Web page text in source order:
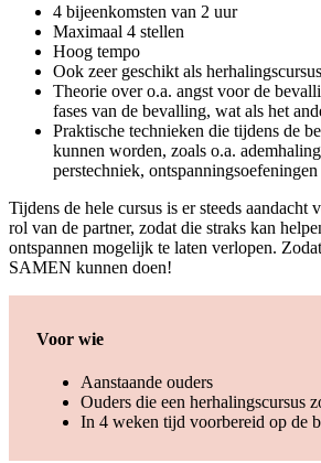
4 bijeenkomsten van 2 uur
Maximaal 4 stellen
Hoog tempo
Ook zeer geschikt als herhalingscursus
Theorie over o.a. angst voor de
fases van de bevalling, wat als het
Praktische technieken die tijdens de
kunnen worden, zoals o.a.
perstechniek,
Tijdens de hele cursus is er steeds aandacht
rol van de partner, zodat die straks kan
ontspannen mogelijk te laten verlopen.
SAMEN kunnen doen!
Voor wie
Aanstaande ouders
Ouders die een herhalingscursus
In 4 weken tijd voorbereid op de